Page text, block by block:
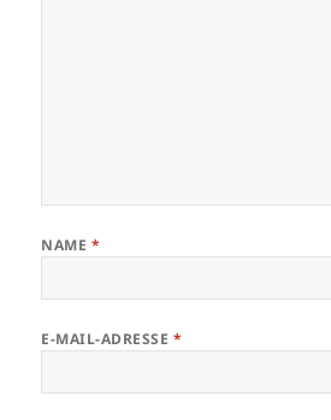
NAME *
E-MAIL-ADRESSE *